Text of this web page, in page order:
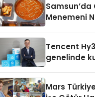
Samsun’da
Menemeni
Tencent
genelinde
Mars